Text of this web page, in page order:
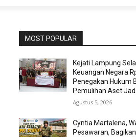
MOST POPULAR
Kejati Lampung
Keuangan Negara
Penegakan Hukum
Pemulihan Aset
Agustus 5, 2026
Cyntia Martalena,
Pesawaran,